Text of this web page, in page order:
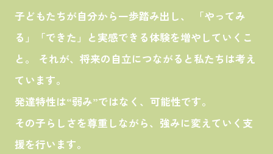
子どもたちが自分から一歩踏み出し、 「やってみ
る」「できた」と実感できる体験を増やしていくこ
と。
それが、将来の自立につながると私たちは考え
ています。
発達特性は“弱み”ではなく、可能性です。
その子らしさを尊重しながら、強みに変えていく支
援を行います。